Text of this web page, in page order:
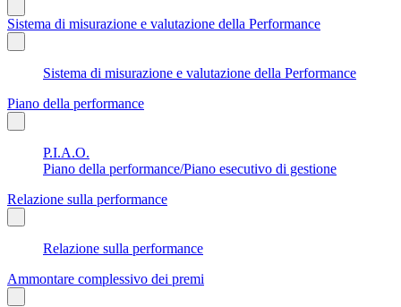
Sistema di misurazione e valutazione della Performance
Sistema di misurazione e valutazione della Performance
Piano della performance
P.I.A.O.
Piano della performance/Piano esecutivo di gestione
Relazione sulla performance
Relazione sulla performance
Ammontare complessivo dei premi